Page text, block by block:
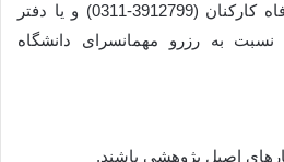
دانشگاه و تماس با اداره رفاه کارکنان (3912799-0311) و یا دفتر
(3912575-0311) نسبت به رزرو مهمانسرای دانشگاه